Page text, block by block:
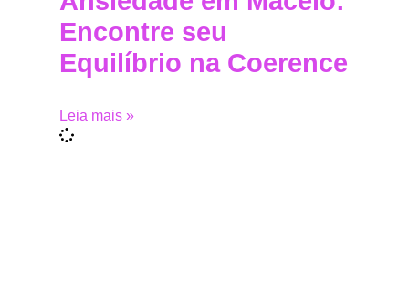
Encontre seu
Equilíbrio na Coerence
Leia mais »